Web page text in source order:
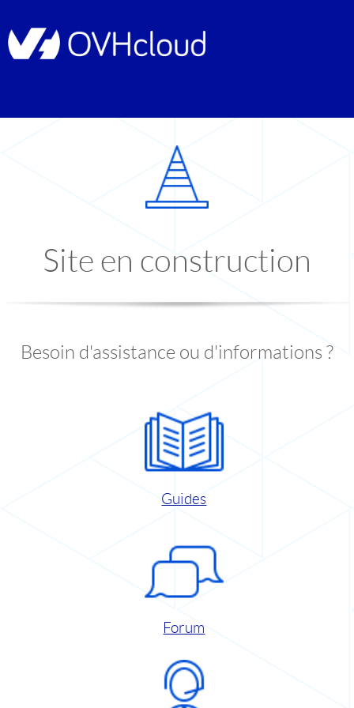
Site en construction
Besoin d'assistance ou d'informations ?
Guides
Forum